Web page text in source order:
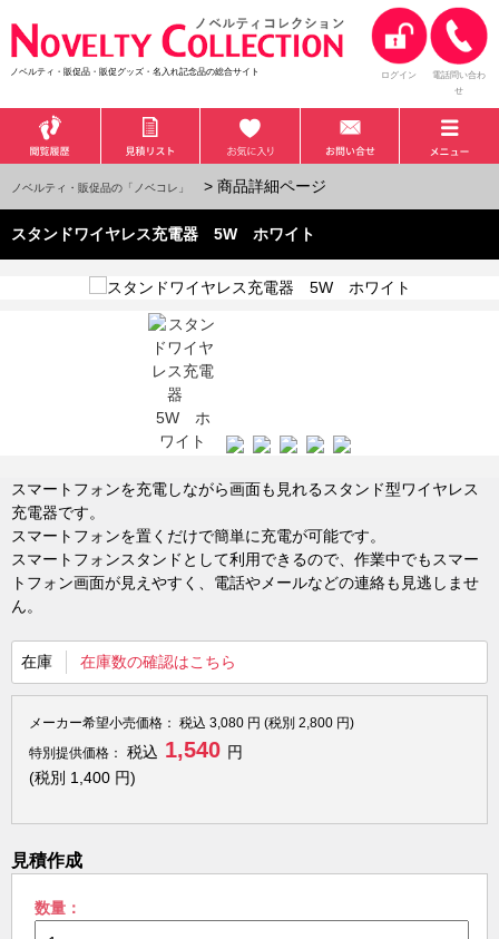
ノベルティ・販促品・販促グッズ・名入れ記念品の総合サイト ログイン
電話問い合わ
せ
ノベルティ・販促品の「ノベコレ」 > 商品詳細ページ
スタンドワイヤレス充電器 5W ホワイト
スマートフォンを充電しながら画面も見れるスタンド型ワイヤレス
充電器です。
スマートフォンを置くだけで簡単に充電が可能です。
スマートフォンスタンドとして利用できるので、作業中でもスマー
トフォン画面が見えやすく、電話やメールなどの連絡も見逃しませ
ん。
在庫 在庫数の確認はこちら
メーカー希望小売価格： 税込 3,080 円 (税別 2,800 円)
特別提供価格：
税込 1,540 円
(税別 1,400 円)
見積作成
数量：